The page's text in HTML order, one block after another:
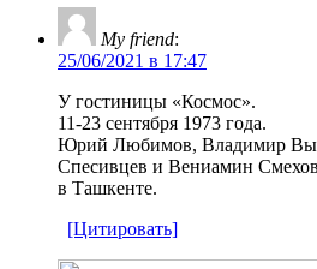
My friend:
25/06/2021 в 17:47
У гостиницы «Космос».
11-23 сентября 1973 года.
Юрий Любимов, Владимир
Спесивцев и Вениамин Смехов
в Ташкенте.
[Цитировать]